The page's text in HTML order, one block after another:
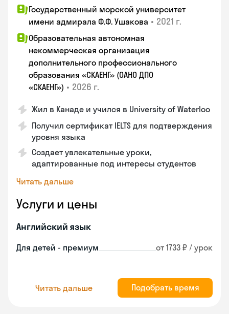
Государственный морской университет
имени адмирала Ф.Ф. Ушакова • 2021 г.
Образовательная автономная
некоммерческая организация
дополнительного профессионального
образования «СКАЕНГ» (ОАНО ДПО
«СКАЕНГ») • 2026 г.
Жил в Канаде и учился в University of Waterloo
Получил сертификат IELTS для подтверждения
уровня языка
Создает увлекательные уроки,
адаптированные под интересы студентов
Читать дальше
Услуги и цены
Английский язык
Для детей - премиум от 1733 ₽ / урок
Читать дальше Подобрать время